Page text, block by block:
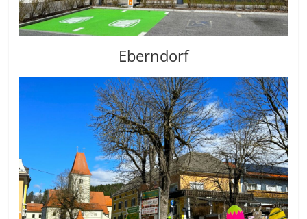
Eberndorf